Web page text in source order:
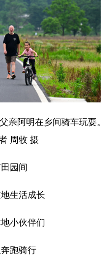
亲阿明在乡间骑车玩耍。
周牧 摄
园间
生活成长
小伙伴们
跑骑行